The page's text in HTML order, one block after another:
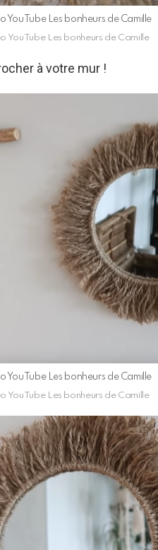
YouTube Les bonheurs de Camille
YouTube Les bonheurs de Camille
à votre mur !
YouTube Les bonheurs de Camille
YouTube Les bonheurs de Camille